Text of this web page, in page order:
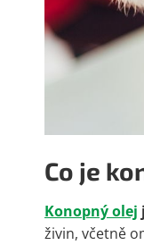
Co je
Konopný olej
živin, včetně